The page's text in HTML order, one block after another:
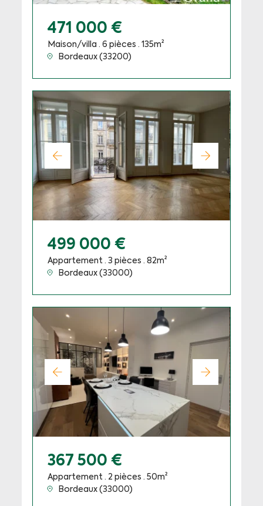
471 000 €
Maison/villa · 6 pièces · 135m²
Bordeaux (33200)
499 000 €
Appartement · 3 pièces · 82m²
Bordeaux (33000)
367 500 €
Appartement · 2 pièces · 50m²
Bordeaux (33000)